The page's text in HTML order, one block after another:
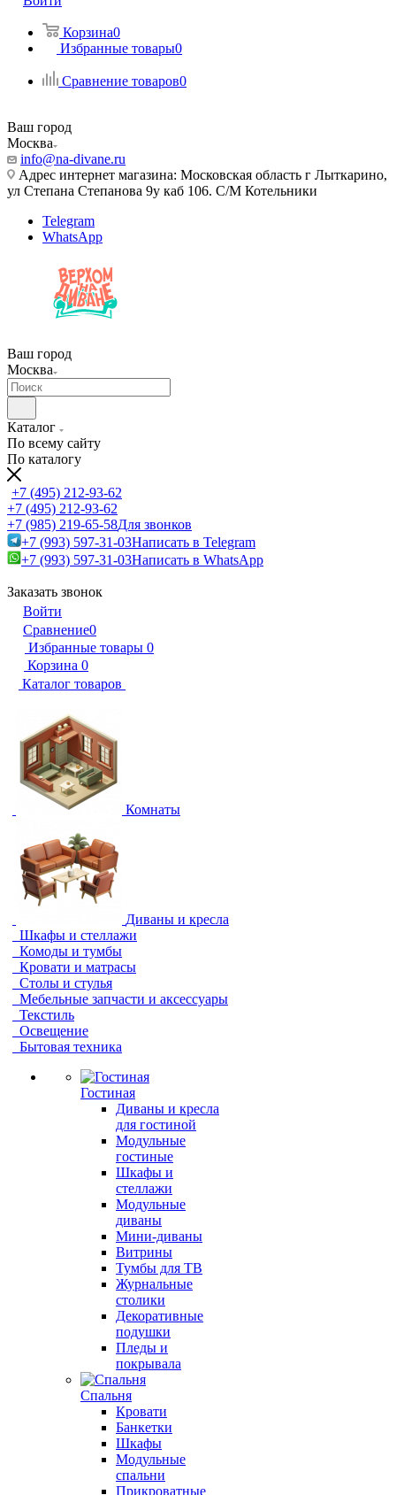
Корзина0
Избранные товары0
Сравнение товаров0
Ваш город
Москва
info@na-divane.ru
Адрес интернет магазина: Московская область г Лыткарино,
ул Степана Степанова 9у каб 106. С/М Котельники
Telegram
WhatsApp
Ваш город
Москва
Каталог
По всему сайту
По каталогу
+7 (495) 212-93-62
+7 (495) 212-93-62
+7 (985) 219-65-58Для звонков
+7 (993) 597-31-03Написать в Telegram
+7 (993) 597-31-03Написать в WhatsApp
Заказать звонок
Войти
Сравнение0
Избранные товары 0
Корзина 0
Каталог товаров
Комнаты
Диваны и кресла
Шкафы и стеллажи
Комоды и тумбы
Кровати и матрасы
Столы и стулья
Мебельные запчасти и аксессуары
Текстиль
Освещение
Бытовая техника
Гостиная
Диваны и кресла
для гостиной
Модульные
гостиные
Шкафы и
стеллажи
Модульные
диваны
Мини-диваны
Витрины
Тумбы для ТВ
Журнальные
столики
Декоративные
подушки
Пледы и
покрывала
Спальня
Кровати
Банкетки
Шкафы
Модульные
спальни
Прикроватные